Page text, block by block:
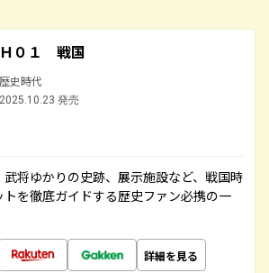
Ｈ０１ 戦国
歴史時代
2025.10.23 発売
将ゆかりの史跡、展示施設など、戦国時
を徹底ガイドする歴史ファン必携の一
詳細を見る